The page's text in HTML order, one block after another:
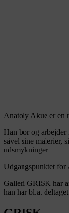
Anatoly Akue er en
Han bor og
såvel sine malerier,
udsmykninger.
Udgangspunktet for
Galleri GRISK har
han har bl.a.